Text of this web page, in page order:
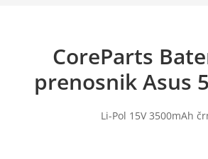
CoreParts
prenosnik Asus
Li-Pol 15V 3500mAh